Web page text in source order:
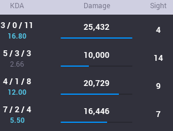
KDA Damage Sight
3 / 0 / 11
16.80
25,432 4
5 / 3 / 3
2.66
10,000 14
4 / 1 / 8
12.00
20,729 9
7 / 2 / 4
5.50
16,446 7